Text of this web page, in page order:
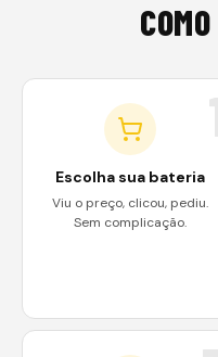
COMO
Escolha sua bateria
Viu o preço, clicou, pediu.
Sem complicação.